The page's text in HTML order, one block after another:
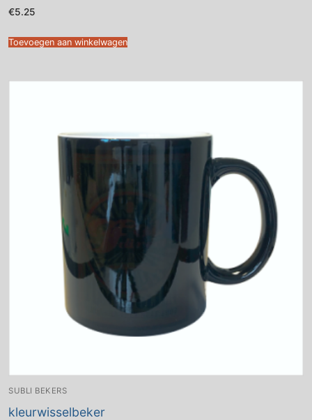
€5.25
Toevoegen aan winkelwagen
SUBLI BEKERS
kleurwisselbeker